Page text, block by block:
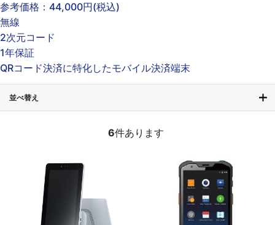
参考価格： 44,000円(税込)
無線
2次元コード
1年保証
QRコード決済に特化したモバイル決済端末
並べ替え
6件あります